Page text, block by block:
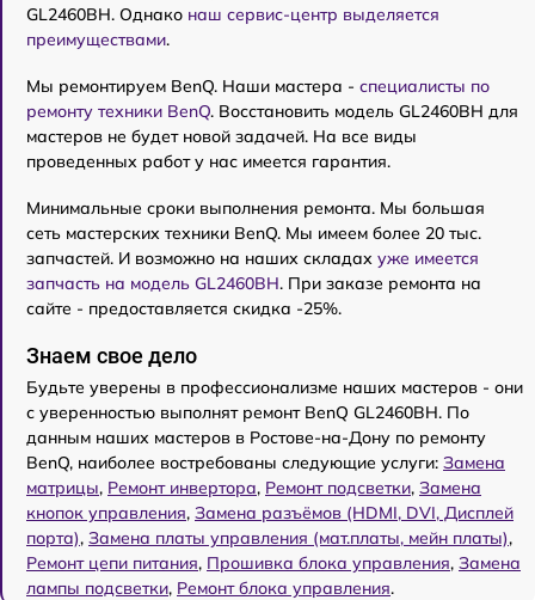
GL2460BH. Однако наш сервис-центр выделяется
преимуществами.
Мы ремонтируем BenQ. Наши мастера - специалисты по
ремонту техники BenQ. Восстановить модель GL2460BH для
мастеров не будет новой задачей. На все виды
проведенных работ у нас имеется гарантия.
Минимальные сроки выполнения ремонта. Мы большая
сеть мастерских техники BenQ. Мы имеем более 20 тыс.
запчастей. И возможно на наших складах уже имеется
запчасть на модель GL2460BH. При заказе ремонта на
сайте - предоставляется скидка -25%.
Знаем свое дело
Будьте уверены в профессионализме наших мастеров - они
с уверенностью выполнят ремонт BenQ GL2460BH. По
данным наших мастеров в Ростове-на-Дону по ремонту
BenQ, наиболее востребованы следующие услуги: Замена
матрицы, Ремонт инвертора, Ремонт подсветки, Замена
кнопок управления, Замена разъёмов (HDMI, DVI, Дисплей
порта), Замена платы управления (мат.платы, мейн платы),
Ремонт цепи питания, Прошивка блока управления, Замена
лампы подсветки, Ремонт блока управления.